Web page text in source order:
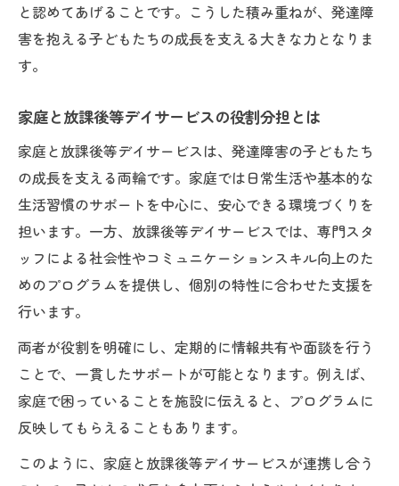
と認めてあげることです。こうした積み重ねが、発達障
害を抱える子どもたちの成長を支える大きな力となりま
す。
家庭と放課後等デイサービスの役割分担とは
家庭と放課後等デイサービスは、発達障害の子どもたち
の成長を支える両輪です。家庭では日常生活や基本的な
生活習慣のサポートを中心に、安心できる環境づくりを
担います。一方、放課後等デイサービスでは、専門スタ
ッフによる社会性やコミュニケーションスキル向上のた
めのプログラムを提供し、個別の特性に合わせた支援を
行います。
両者が役割を明確にし、定期的に情報共有や面談を行う
ことで、一貫したサポートが可能となります。例えば、
家庭で困っていることを施設に伝えると、プログラムに
反映してもらえることもあります。
このように、家庭と放課後等デイサービスが連携し合う